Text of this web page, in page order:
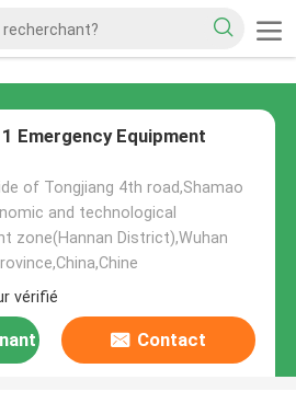
Emergency Equipment
of Tongjiang 4th road,Shamao
and technological
zone(Hannan District),Wuhan
vérifié
Contact